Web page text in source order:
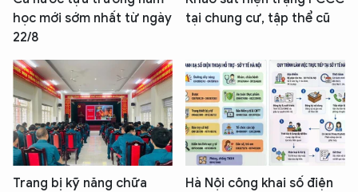
học mới sớm nhất từ ngày
22/8
tại chung cư, tập thể cũ
Trang bị kỹ năng chữa
Hà Nội công khai số điện